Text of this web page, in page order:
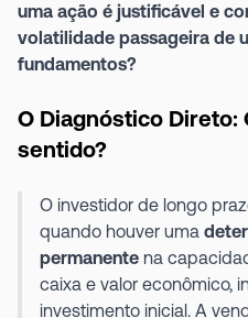
uma ação é justificável e
volatilidade passageira de
fundamentos?
O Diagnóstico Direto:
sentido?
O investidor de longo
quando houver uma
permanente na
caixa e valor econômico,
investimento inicial. A